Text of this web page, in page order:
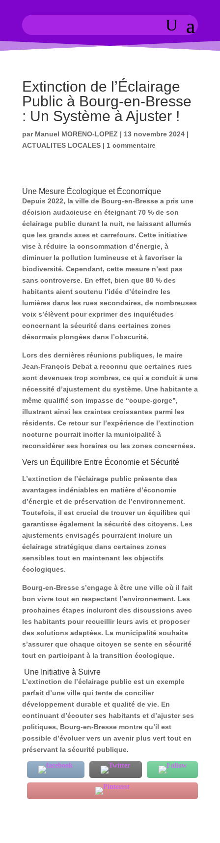
Extinction de l’Éclairage
Public à Bourg-en-Bresse
: Un Système à Ajuster !
par Manuel MORENO-LOPEZ| 13 novembre 2024|
ACTUALITES LOCALES| 1 commentaire
Une Mesure Écologique et Économique
Depuis 2022, la ville de Bourg-en-Bresse a pris une
décision audacieuse en éteignant 70 % de son
éclairage public durant la nuit, ne laissant allumés
que les grands axes et carrefours. Cette initiative
vise à réduire la consommation d’énergie, à
diminuer la pollution lumineuse et à favoriser la
biodiversité. Cependant, cette mesure n’est pas
sans controverse. En effet, bien que 80 % des
habitants aient soutenu l’idée d’éteindre les
lumières dans les rues secondaires, de nombreuses
voix s’élèvent pour exprimer des inquiétudes
concernant la sécurité dans certaines zones
désormais plongées dans l’obscurité.
Lors des dernières réunions publiques, le maire
Jean-François Debat a reconnu que certaines rues
sont devenues trop sombres, ce qui a conduit à une
nécessité d’ajustement du système. Une habitante a
même qualifié son impasse de “coupe-gorge”,
illustrant ainsi les craintes croissantes parmi les
résidents. Ce retour sur l’expérience de l’extinction
nocturne pourrait inciter la municipalité à
reconsidérer ses horaires ou les zones concernées.
Vers un Équilibre Entre Économie et Sécurité
L’extinction de l’éclairage public présente des
avantages indéniables en matière d’économie
d’énergie et de préservation de l’environnement.
Toutefois, il est crucial de trouver un équilibre qui
garantisse également la sécurité des citoyens. Les
ajustements envisagés pourraient inclure un
éclairage stratégique dans certaines zones
sensibles tout en maintenant les objectifs
écologiques.
Bourg-en-Bresse s’engage à être une ville où il fait
bon vivre tout en respectant l’environnement. Les
prochaines étapes incluront des discussions avec
les habitants pour recueillir leurs avis et proposer
des solutions adaptées. La municipalité souhaite
s’assurer que chaque citoyen se sente en sécurité
tout en participant à la transition écologique.
Une Initiative à Suivre
L’extinction de l’éclairage public est un exemple
parfait d’une ville qui tente de concilier
développement durable et qualité de vie. En
continuant d’écouter ses habitants et d’ajuster ses
politiques, Bourg-en-Bresse montre qu’il est
possible d’évoluer vers un avenir plus vert tout en
préservant la sécurité publique.